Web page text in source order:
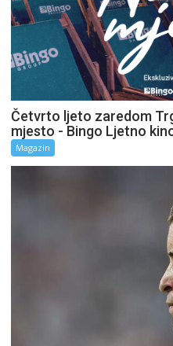
Četvrto ljeto zaredom
mjesto - Bingo Ljetno
Magazin